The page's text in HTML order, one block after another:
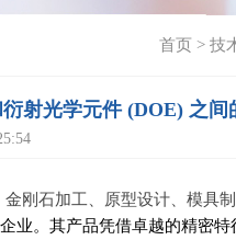
首页 > 技
射光学元件 (DOE) 之间
刚石加工、原型设计、模具
业。其产品凭借卓越的精密